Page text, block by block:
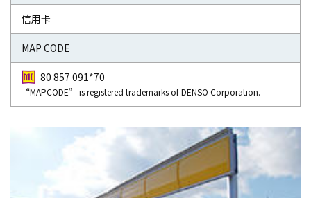
信用卡
MAP CODE
80 857 091*70
“MAPCODE” is registered trademarks of DENSO Corporation.